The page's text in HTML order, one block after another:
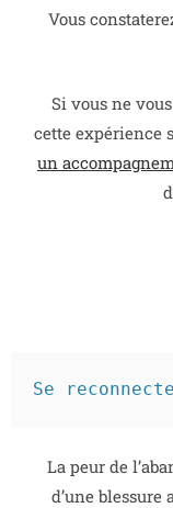
Vous
Si vous ne
cette expérience
un
Se
La peur de
d’une